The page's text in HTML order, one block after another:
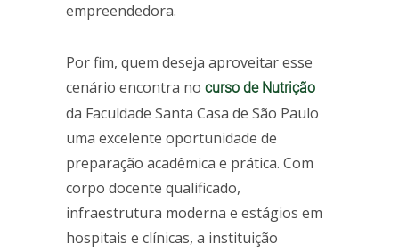
empreendedora.
Por fim, quem deseja aproveitar esse
cenário encontra no curso de Nutrição
da Faculdade Santa Casa de São Paulo
uma excelente oportunidade de
preparação acadêmica e prática. Com
corpo docente qualificado,
infraestrutura moderna e estágios em
hospitais e clínicas, a instituição